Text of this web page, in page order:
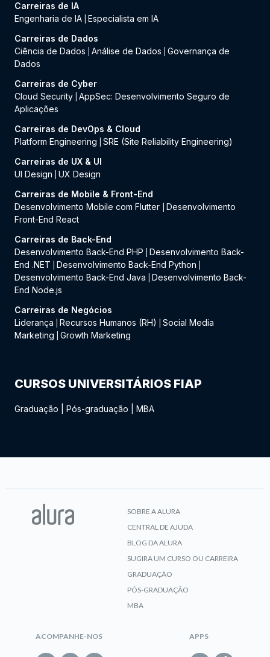
Carreiras de IA
Engenharia de IA Especialista em IA
Carreiras de Dados
Ciência de Dados
Análise de Dados
Governança de
Dados
Carreiras de Cyber
Cloud Security AppSec: Desenvolvimento Seguro de
Aplicações
Carreiras de DevOps & Cloud
Platform Engineering
SRE (Site Reliability Engineering)
Carreiras de UX & UI
UI Design
UX Design
Carreiras de Mobile & Front-End
Desenvolvimento Mobile com Flutter
Desenvolvimento
Front-End React
Carreiras de Back-End
Desenvolvimento Back-End PHP
Desenvolvimento Back-
End .NET
Desenvolvimento Back-End Python
Desenvolvimento Back-End Java
Desenvolvimento Back-
End Node.js
Carreiras de Negócios
Liderança
Recursos Humanos (RH)
Social Media
Marketing
Growth Marketing
CURSOS UNIVERSITÁRIOS FIAP
Graduação Pós-graduação MBA
SOBRE A ALURA
CENTRAL DE AJUDA
BLOG DA ALURA
SUGIRA UM CURSO OU CARREIRA
GRADUAÇÃO
PÓS-GRADUAÇÃO
MBA
ACOMPANHE-NOS APPS